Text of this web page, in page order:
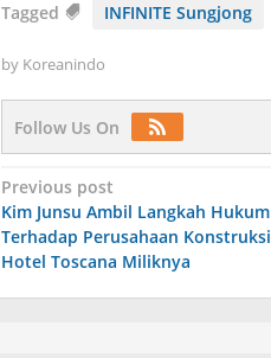
Tagged INFINITE Sungjong
by Koreanindo
Follow Us On
Post
navigation
Previous post
Kim Junsu Ambil Langkah Hukum
Terhadap Perusahaan Konstruksi
Hotel Toscana Miliknya